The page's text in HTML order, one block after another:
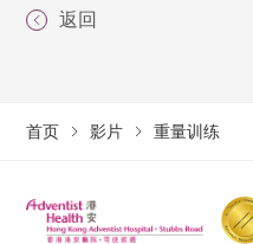
返回
首页 影片 重量训练